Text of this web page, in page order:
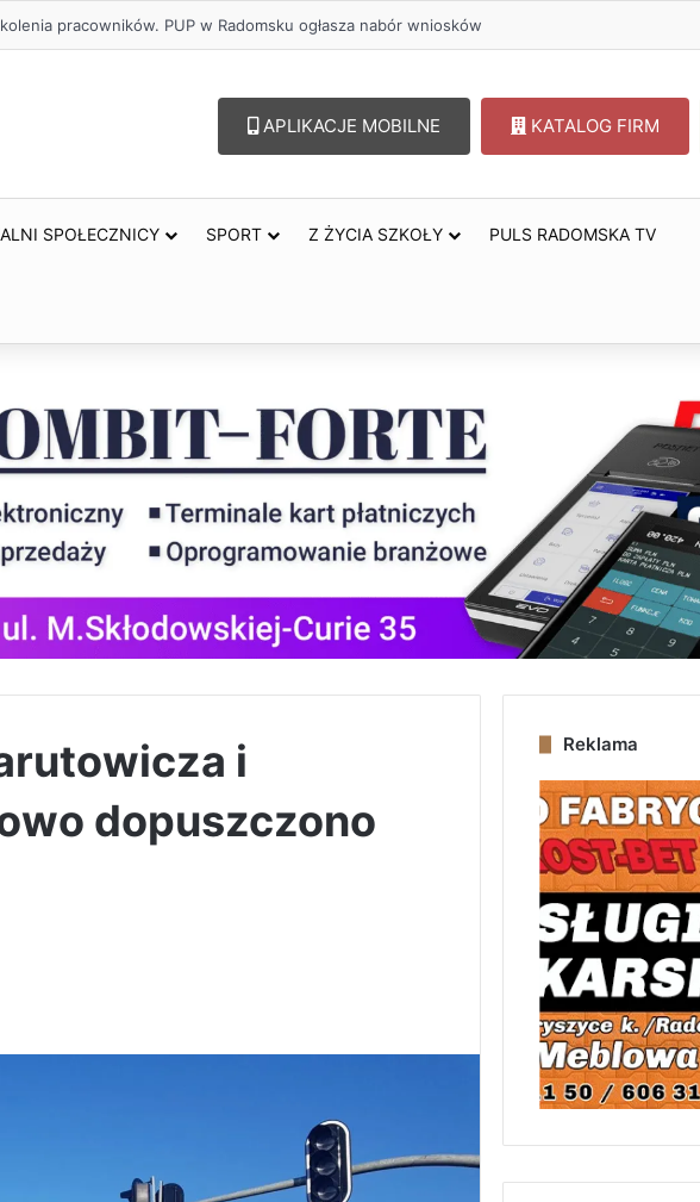
wybór. Radomsko włącza się w Miesiąc Trzeźwości
APLIKACJE MOBILNE KATALOG FIRM
SPOŁECZNICY SPORT Z ŻYCIA SZKOŁY PULS RADOMSKA TV
i
dopuszczono
Reklama